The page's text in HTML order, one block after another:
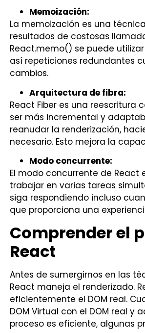
Memoización:
La memoización es una
resultados de costosas
React.memo() se puede
así repeticiones redundantes
cambios.
Arquitectura de fibra:
React Fiber es una
ser más incremental y
reanudar la renderización,
necesario. Esto mejora la
Modo concurrente:
El modo concurrente de
trabajar en varias tareas
siga respondiendo incluso
que proporciona una
Comprender el
React
Antes de sumergirnos en las
React maneja el renderizado.
eficientemente el DOM real.
DOM Virtual con el DOM real y
proceso es eficiente, algunas